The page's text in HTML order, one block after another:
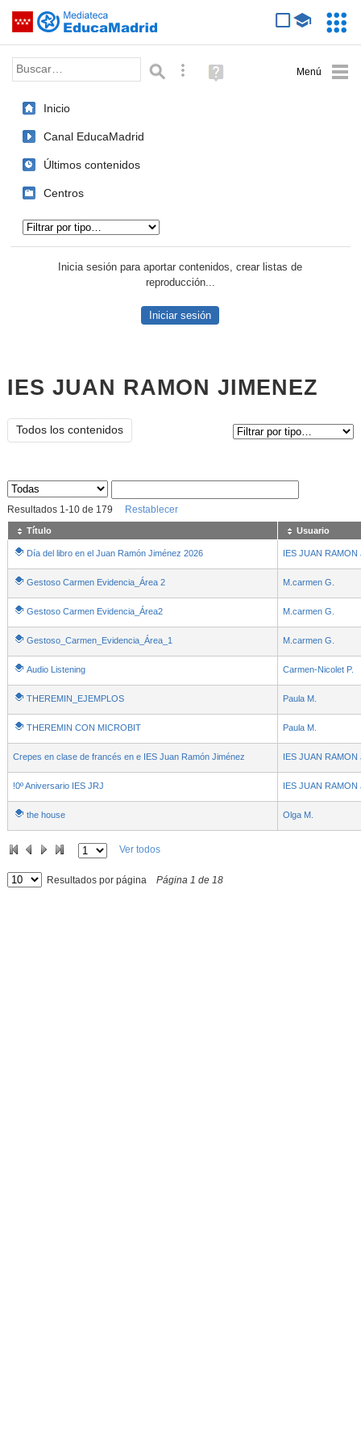
Saltar navegación
Palabra o frase: Búsqueda avanzada
Ayuda
(en
Inicio
Canal EducaMadrid
Últimos contenidos
Centros
Inicia sesión para aportar contenidos, crear listas de
reproducción...
Iniciar sesión
IES JUAN RAMON JIMENEZ
Todos los contenidos
Sus archivos
Resultados 1 -10de 179 Restablecer
Título Usuario
Día del libro en el Juan Ramón Jiménez 2026 IES JUAN RAMON
Gestoso Carmen Evidencia_Área 2 M.carmen G.
Gestoso Carmen Evidencia_Área2 M.carmen G.
Gestoso_Carmen_Evidencia_Área_1 M.carmen G.
Audio Listening Carmen-Nicolet P.
THEREMIN_EJEMPLOS Paula M.
THEREMIN CON MICROBIT- Contenido educativo Paula M.
Crepes en clase de francés en e IES Juan Ramón Jiménez IES JUAN RAMON
!0º Aniversario IES JRJ IES JUAN RAMON
the house Olga M.
Ver todos
Resultados por página Página 1 de 18